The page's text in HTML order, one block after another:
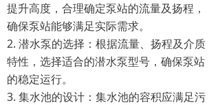
提升高度，合理确定泵站的流量及扬程，
确保泵站能够满足实际需求。
2. 潜水泵的选择：根据流量、扬程及介质
特性，选择适合的潜水泵型号，确保泵站
的稳定运行。
3. 集水池的设计：集水池的容积应满足污